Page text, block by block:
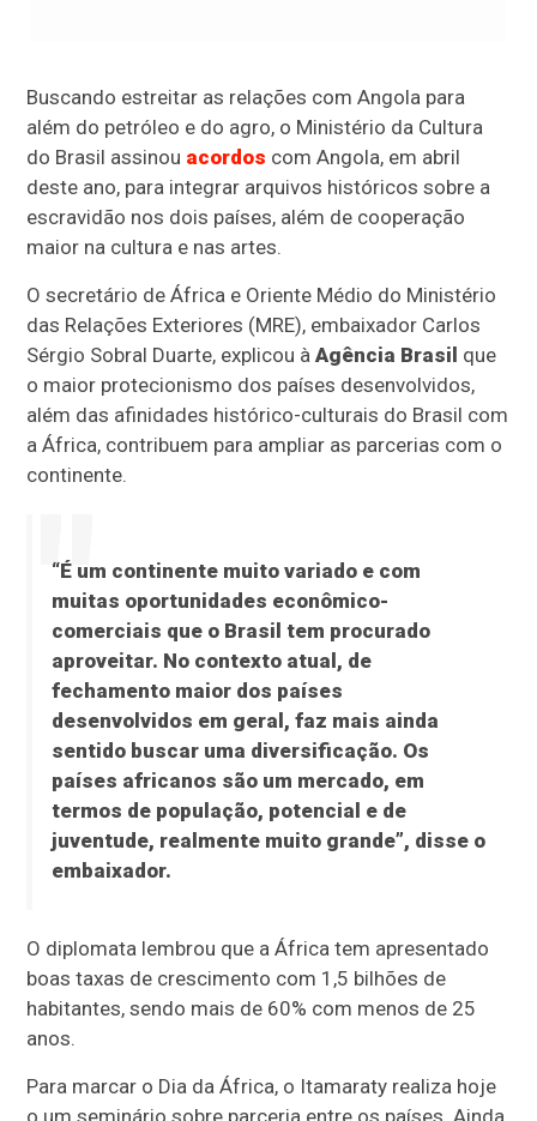
Buscando estreitar as relações com Angola para
além do petróleo e do agro, o Ministério da Cultura
do Brasil assinou acordos com Angola, em abril
deste ano, para integrar arquivos históricos sobre a
escravidão nos dois países, além de cooperação
maior na cultura e nas artes.
O secretário de África e Oriente Médio do Ministério
das Relações Exteriores (MRE), embaixador Carlos
Sérgio Sobral Duarte, explicou àAgência Brasil que
o maior protecionismo dos países desenvolvidos,
além das afinidades histórico-culturais do Brasil com
a África, contribuem para ampliar as parcerias com o
continente.
“É um continente muito variado e com
muitas oportunidades econômico-
comerciais que o Brasil tem procurado
aproveitar. No contexto atual, de
fechamento maior dos países
desenvolvidos em geral, faz mais ainda
sentido buscar uma diversificação. Os
países africanos são um mercado, em
termos de população, potencial e de
juventude, realmente muito grande”, disse o
embaixador.
O diplomata lembrou que a África tem apresentado
boas taxas de crescimento com 1,5 bilhões de
habitantes, sendo mais de 60% com menos de 25
anos.
Para marcar o Dia da África, o Itamaraty realiza hoje
o um seminário sobre parceria entre os países. Ainda